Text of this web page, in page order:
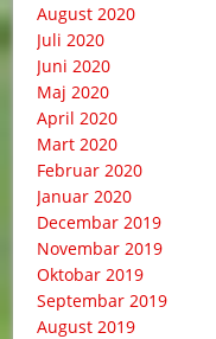
August 2020
Juli 2020
Juni 2020
Maj 2020
April 2020
Mart 2020
Februar 2020
Januar 2020
Decembar 2019
Novembar 2019
Oktobar 2019
Septembar 2019
August 2019